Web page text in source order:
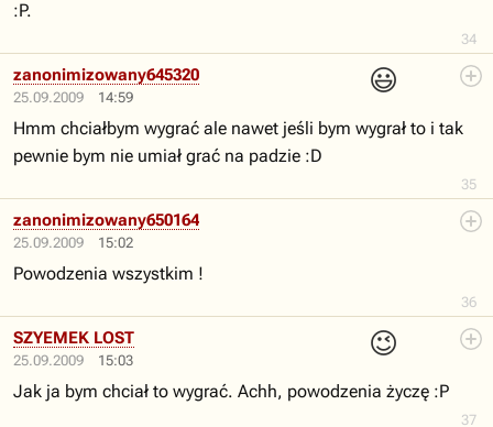
34
:P.
25.09.2009 14:59
😃
35
zanonimizowany645320
Hmm chciałbym wygrać ale nawet jeśli bym wygrał to i tak
pewnie bym nie umiał grać na padzie :D
25.09.2009 15:02
36
zanonimizowany650164
Powodzenia wszystkim !
25.09.2009 15:03
😉
37
SZYEMEK LOST
Jak ja bym chciał to wygrać. Achh, powodzenia życzę :P